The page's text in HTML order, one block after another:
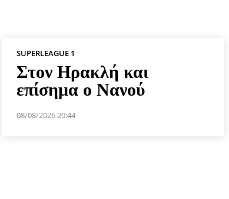
SUPERLEAGUE 1
Στον Ηρακλή και
επίσημα ο Νανού
08/08/2026 20:44